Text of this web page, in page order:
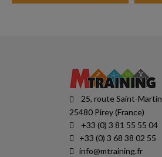
25, route Saint-Martin
25480 Pirey (France)
+33 (0) 3 81 55 55 04
+33 (0) 3 68 38 02 55
info@mtraining.fr